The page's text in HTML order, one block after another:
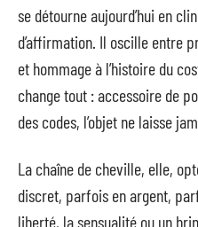
se détourne aujourd’hui en
d’affirmation. Il oscille entre
et hommage à l’histoire du
change tout : accessoire de
des codes, l’objet ne laisse
La chaîne de cheville, elle,
discret, parfois en argent,
liberté, la sensualité ou un